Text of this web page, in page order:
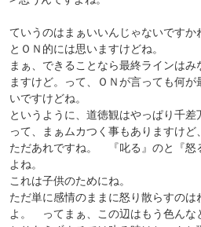
ていうのはまぁいいんじゃないですか
とＯＮ的には思いますけどね。
まぁ、できることなら最終ラインは
ますけど。って、ＯＮが言っても何
いですけどね。
というように、道徳観はやっぱり千
って、まぁムカつく事もありますけど
ただあれですね。 『叱る』のと『怒
よね。
これは子供のためにね。
ただ単に感情のままに怒り散らすの
よ。 ってまぁ、この辺はもう色んな